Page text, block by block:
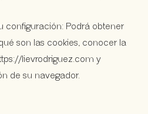
configuración: Podrá obtener
son las cookies, conocer la
lievrodriguez.com y
de su navegador.